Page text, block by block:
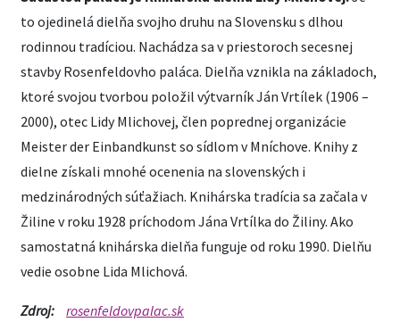
to ojedinelá dielňa svojho druhu na Slovensku s dlhou
rodinnou tradíciou. Nachádza sa v priestoroch secesnej
stavby Rosenfeldovho paláca. Dielňa vznikla na základoch,
ktoré svojou tvorbou položil výtvarník Ján Vrtílek (1906 –
2000), otec Lidy Mlichovej, člen poprednej organizácie
Meister der Einbandkunst so sídlom v Mníchove. Knihy z
dielne získali mnohé ocenenia na slovenských i
medzinárodných súťažiach. Knihárska tradícia sa začala v
Žiline v roku 1928 príchodom Jána Vrtílka do Žiliny. Ako
samostatná knihárska dielňa funguje od roku 1990. Dielňu
vedie osobne Lida Mlichová.
Zdroj: rosenfeldovpalac.sk